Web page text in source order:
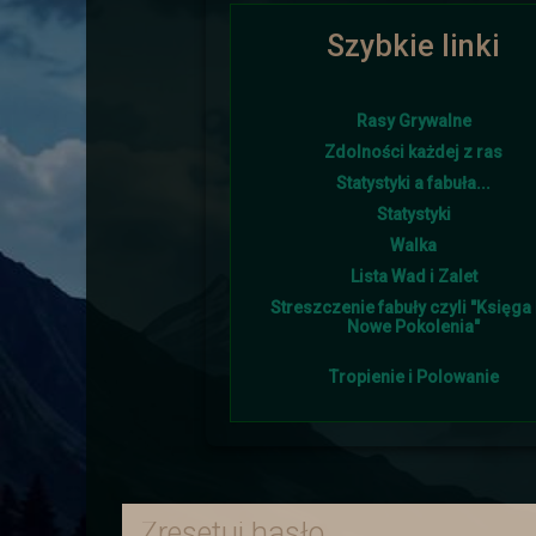
Ponownie i w tym roku lato
Śniegu napadało w
Burmistrz otrzymał od
Szybkie linki
Rasy Grywalne
Zdolności każdej z ras
Statystyki a fabuła...
Statystyki
Walka
Lista Wad i Zalet
Streszczenie fabuły czyli "Księga
Nowe Pokolenia"
Tropienie i Polowanie